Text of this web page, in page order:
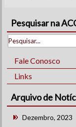
Pesquisar na
Fale Conosco
Links
Arquivo de
Dezembro, 2023